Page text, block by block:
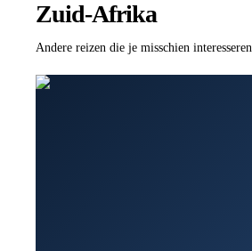
Zuid-Afrika
Andere reizen die je misschien interesseren